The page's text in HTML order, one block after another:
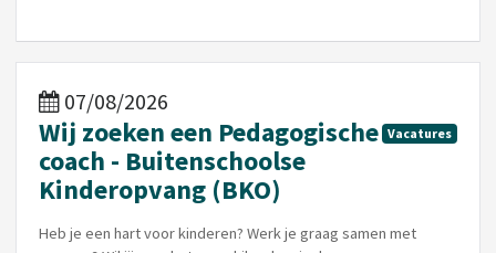
07/08/2026
Vacatures
Wij zoeken een Pedagogische
coach - Buitenschoolse
Kinderopvang (BKO)
Heb je een hart voor kinderen? Werk je graag samen met